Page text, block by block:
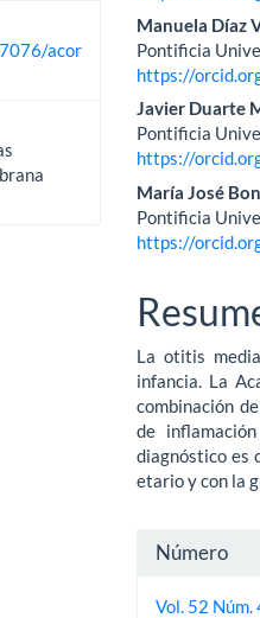
acor
Manuela Díaz
Pontificia
https://
Javier Duarte
Pontificia
https://
María José
Pontificia
https://
La otitis
infancia. La
combinación
de
diagnóstico es
etario y con la
Detalles
del
Número
Vol. 52